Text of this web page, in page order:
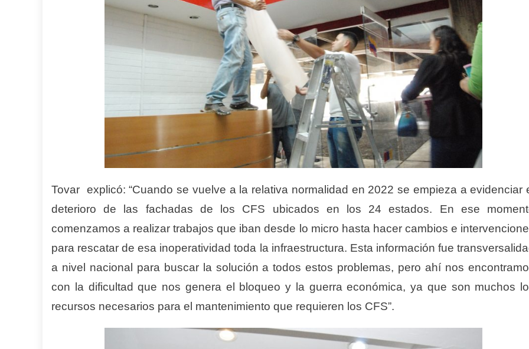
Tovar explicó: “Cuando se vuelve a la relativa normalidad en 2022 se empieza a evidenciar
deterioro de las fachadas de los CFS ubicados en los 24 estados. En ese
comenzamos a realizar trabajos que iban desde lo micro hasta hacer cambios e
para rescatar de esa inoperatividad toda la infraestructura. Esta información fue
a nivel nacional para buscar la solución a todos estos problemas, pero ahí nos
con la dificultad que nos genera el bloqueo y la guerra económica, ya que son muchos
recursos necesarios para el mantenimiento que requieren los CFS”.